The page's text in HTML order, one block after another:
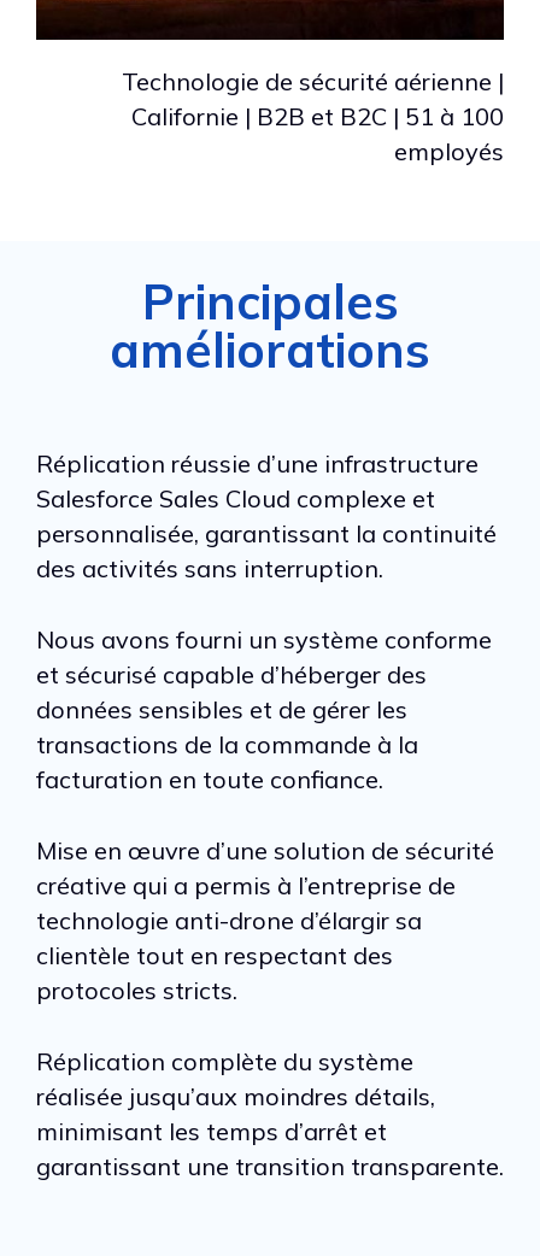
Technologie de sécurité aérienne |
Californie | B2B et B2C | 51 à 100
employés
Principales
améliorations
Réplication réussie d’une infrastructure
Salesforce Sales Cloud complexe et
personnalisée, garantissant la continuité
des activités sans interruption.
Nous avons fourni un système conforme
et sécurisé capable d’héberger des
données sensibles et de gérer les
transactions de la commande à la
facturation en toute confiance.
Mise en œuvre d’une solution de sécurité
créative qui a permis à l’entreprise de
technologie anti-drone d’élargir sa
clientèle tout en respectant des
protocoles stricts.
Réplication complète du système
réalisée jusqu’aux moindres détails,
minimisant les temps d’arrêt et
garantissant une transition transparente.